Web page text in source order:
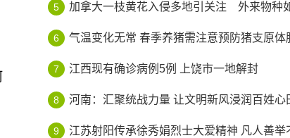
5 加拿大一枝黄花入侵多地引关注 外来物种如何
6 气温变化无常 春季养猪需注意预防猪支原体
7 江西现有确诊病例5例 上饶市一地解封
8 河南：汇聚统战力量 让文明新风浸润百姓心
9 江苏射阳传承徐秀娟烈士大爱精神 凡人善举不